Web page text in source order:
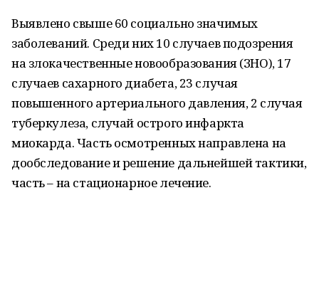
Выявлено свыше 60 социально значимых
заболеваний. Среди них 10 случаев подозрения
на злокачественные новообразования (ЗНО), 17
случаев сахарного диабета, 23 случая
повышенного артериального давления, 2 случая
туберкулеза, случай острого инфаркта
миокарда. Часть осмотренных направлена на
дообследование и решение дальнейшей тактики,
часть – на стационарное лечение.